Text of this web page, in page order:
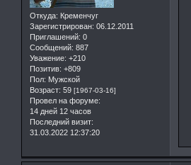
Откуда: Кременчуг
Зарегистрирован: 06.12.2011
Приглашений: 0
Сообщений: 887
Уважение: +210
Позитив: +809
Пол: Мужской
Возраст: 59 [1967-03-16]
Провел на форуме:
14 дней 12 часов
Последний визит:
31.03.2022 12:37:20